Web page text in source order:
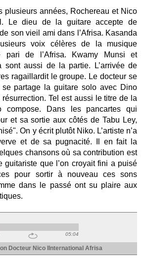
plusieurs années, Rochereau et Nico
Le dieu de la guitare accepte de
son vieil ami dans l’Afrisa. Kasanda
voix célères de la musique
pari de l’Afrisa. Kwamy Munsi et
sont aussi de la partie. L’arrivée de
ragaillardit le groupe. Le docteur se
partage la guitare solo avec Dino
Tel est aussi le titre de la
compose. Dans les pancartes qui
et sa sortie aux côtés de Tabu Ley,
On y écrit plutôt Niko. L’artiste n’a
et de sa pugnacité. Il en fait la
chansons où sa contribution est
guitariste que l’on croyait fini a puisé
pour sortir à nouveau ces sons
dans le passé ont su plaire aux